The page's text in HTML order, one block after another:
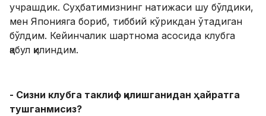
учрашдик. Суҳбатимизнинг натижаси шу бўлдики,
мен Японияга бориб, тиббий кўрикдан ўтадиган
бўлдим. Кейинчалик шартнома асосида клубга
қабул қилиндим.
- Сизни клубга таклиф қилишганидан ҳайратга
тушганмисиз?